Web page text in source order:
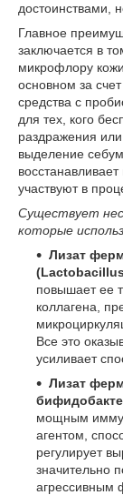
достоинствами,
Главное
заключается в
микрофлору
основном за
средства с
для тех, кого
раздражения
выделение
участвуют в
Существует
которые
Лизат
(Lactobacillus
повышает ее
коллагена,
Все это
усиливает
Лизат
мощным
агентом,
регулирует
значительно
агрессивным